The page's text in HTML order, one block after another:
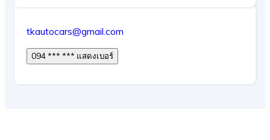
tkautocars@gmail.com
094 *** *** แสดงเบอร์